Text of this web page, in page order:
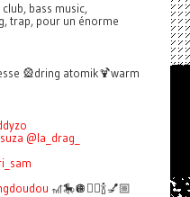
bass music,
trap, pour un énorme
🎡dring atomik🍹warm
@la_drag_
🎢🎠🪩👯‍♀️🍾💅🏼